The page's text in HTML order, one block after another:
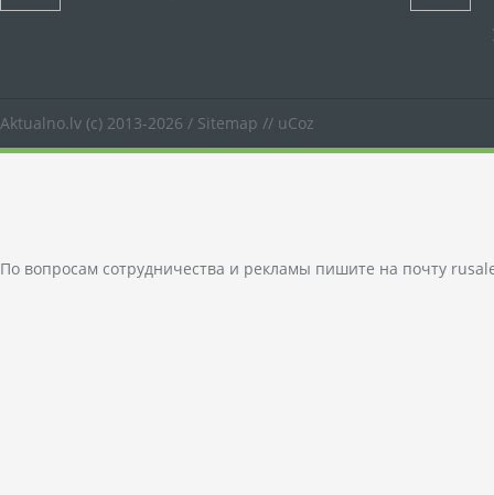
Aktualno.lv (c) 2013-2026 / Sitemap // uCoz
По вопросам сотрудничества и рекламы пишите на почту